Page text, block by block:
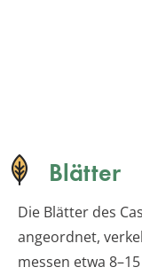
Blätter
Die Blätter des
angeordnet,
messen etwa